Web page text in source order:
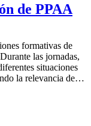
de PPAA
formativas de
las jornadas,
situaciones
la relevancia de…